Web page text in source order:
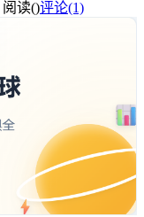
阅读()评论(1)